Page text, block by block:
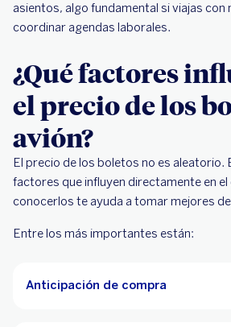
asientos, algo fundamental si viajas con
coordinar agendas laborales.
¿Qué factores
el precio de los
avión?
El precio de los boletos no es aleatorio.
factores que influyen directamente en
conocerlos te ayuda a tomar mejores
Entre los más importantes están:
Anticipación de compra